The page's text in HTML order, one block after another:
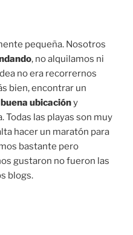
pequeña. Nosotros
, no alquilamos ni
no era recorrernos
bien, encontrar un
buena ubicacióny
Todas las playas son muy
hacer un maratón para
bastante pero
gustaron no fueron las
blogs.